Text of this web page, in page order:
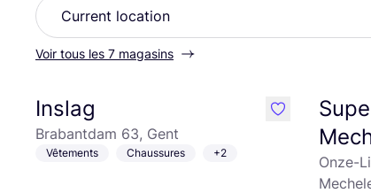
Voir tous les 7 magasins
Inslag
Brabantdam 63, Gent
Vêtements Chaussures +2
like
Onze-